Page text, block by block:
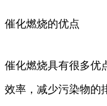
催化燃烧的优点
催化燃烧具有很多优
效率，减少污染物的